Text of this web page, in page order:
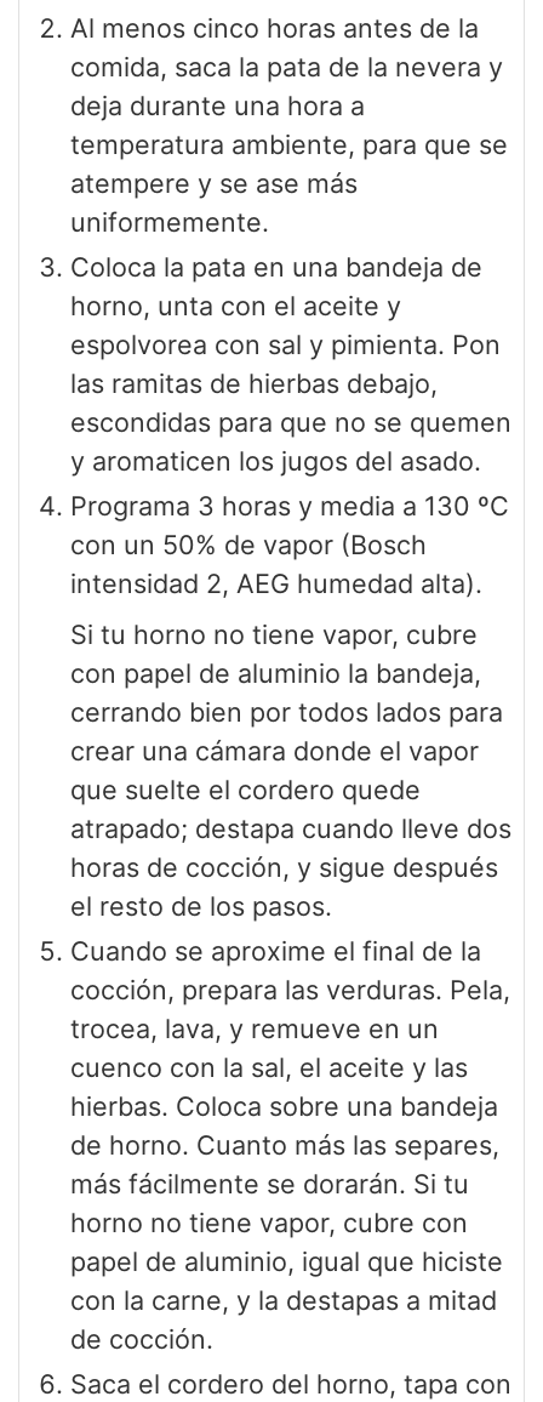
Al menos cinco horas antes de la
comida, saca la pata de la nevera y
deja durante una hora a
temperatura ambiente, para que se
atempere y se ase más
uniformemente.
Coloca la pata en una bandeja de
horno, unta con el aceite y
espolvorea con sal y pimienta. Pon
las ramitas de hierbas debajo,
escondidas para que no se quemen
y aromaticen los jugos del asado.
Programa 3 horas y media a 130 ºC
con un 50% de vapor (Bosch
intensidad 2, AEG humedad alta).
Si tu horno no tiene vapor, cubre
con papel de aluminio la bandeja,
cerrando bien por todos lados para
crear una cámara donde el vapor
que suelte el cordero quede
atrapado; destapa cuando lleve dos
horas de cocción, y sigue después
el resto de los pasos.
Cuando se aproxime el final de la
cocción, prepara las verduras. Pela,
trocea, lava, y remueve en un
cuenco con la sal, el aceite y las
hierbas. Coloca sobre una bandeja
de horno. Cuanto más las separes,
más fácilmente se dorarán. Si tu
horno no tiene vapor, cubre con
papel de aluminio, igual que hiciste
con la carne, y la destapas a mitad
de cocción.
Saca el cordero del horno, tapa con